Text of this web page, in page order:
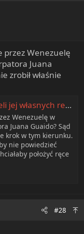
przez Wenezuelę
Juana
zrobił właśnie
piraci" - Portal informacyjny STRAJK
Wenezuelę w
Juana Guaido? Sąd
krok w tym kierunku.
nie powiedzieć
położyć ręce
#28